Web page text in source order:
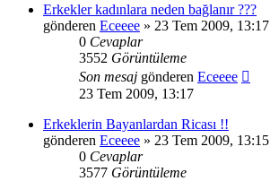
Erkekler kadınlara neden bağlanır ???
gönderen Eceeee » 23 Tem 2009, 13:17
0 Cevaplar
3552 Görüntüleme
Son mesaj gönderen Eceeee
23 Tem 2009, 13:17
Erkeklerin Bayanlardan Ricası !!
gönderen Eceeee » 23 Tem 2009, 13:15
0 Cevaplar
3577 Görüntüleme